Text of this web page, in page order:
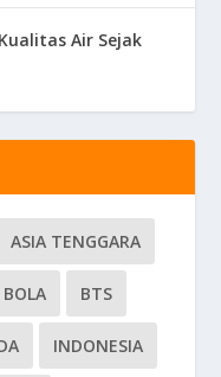
Air Sejak
ASIA TENGGARA
BOLA BTS
INDONESIA